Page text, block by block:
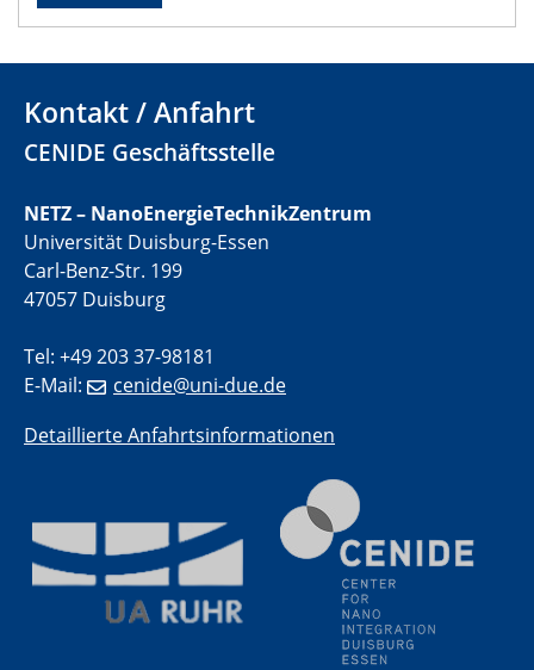
GDCh Kolloquium
29.07.2025
Colloquium IMPR SusMet
challenges for a successful circular economy
05.08.2025
Colloquia Series on Sustainable Metallurgy
Towards a Sustainable Future: EU Safe and Sustainable
28.08.2025
2D-MATURE Seminar Series
Electrochemical Tip-enhanced Raman spectroscopy---
methodology and its application for studying solid-
liquid interfaces
Kontakt / Anfahrt
CENIDE Geschäftsstelle
NETZ – NanoEnergieTechnikZentrum
Universität Duisburg-Essen
Carl-Benz-Str. 199
47057 Duisburg
Tel: +49 203 37-98181
E-Mail:
cenide@uni-due.de
Detaillierte Anfahrtsinformationen